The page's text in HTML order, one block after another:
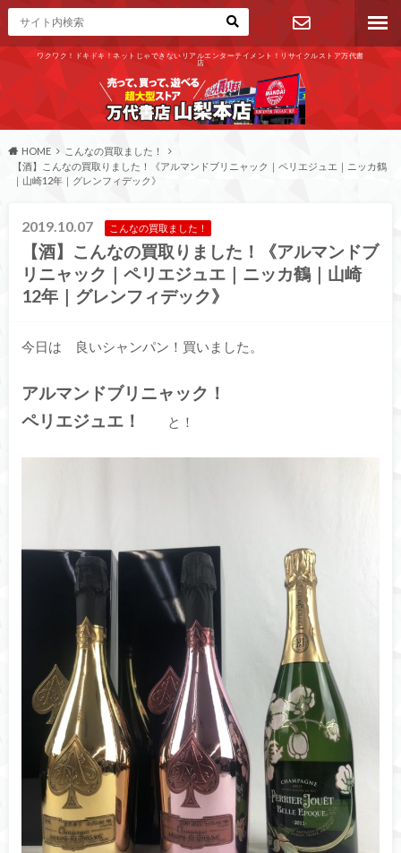
ワクワク！ドキドキ！ネットじゃできないリアルエンターテイメント！リサイクルストア万代書
店
お問い合わ
せ
HOME
こんなの買取ました！
【酒】こんなの買取りました！《アルマンドブリニャック｜ペリエジュエ｜ニッカ鶴
｜山崎12年｜グレンフィデック》
2019.10.07 こんなの買取ました！
【酒】こんなの買取りました！《アルマンドブ
リニャック｜ペリエジュエ｜ニッカ鶴｜山崎
12年｜グレンフィデック》
今日は 良いシャンパン！買いました。
アルマンドブリニャック！
ペリエジュエ！
と！